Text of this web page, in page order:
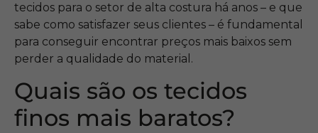
tecidos para o setor de alta costura há anos – e que
sabe como satisfazer seus clientes – é fundamental
para conseguir encontrar preços mais baixos sem
perder a qualidade do material.
Quais são os tecidos
finos mais baratos?